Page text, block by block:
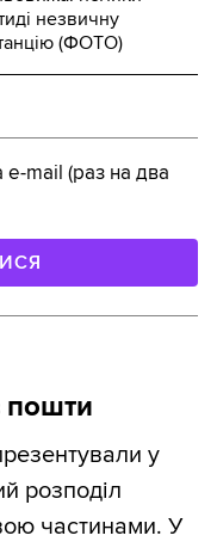
незвичну
(ФОТО)
e-mail (раз на два
пошти
у
розподіл
частинами. У